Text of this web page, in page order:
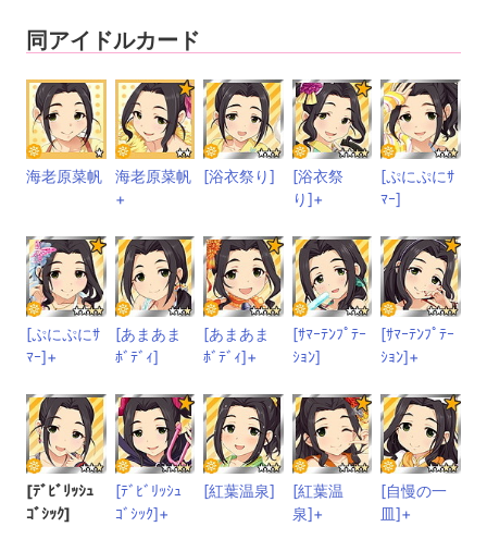
同アイドルカード
海老原菜帆
海老原菜帆
+
[浴衣祭り]
[浴衣祭
り]+
[ぷにぷにｻ
ﾏｰ]
[ぷにぷにｻ
ﾏｰ]+
[あまあま
ﾎﾞﾃﾞｨ]
[あまあま
ﾎﾞﾃﾞｨ]+
[ｻﾏｰﾃﾝﾌﾟﾃｰ
ｼｮﾝ]
[ｻﾏｰﾃﾝﾌﾟﾃｰ
ｼｮﾝ]+
[ﾃﾞﾋﾞﾘｯｼｭ
ｺﾞｼｯｸ]
[ﾃﾞﾋﾞﾘｯｼｭ
ｺﾞｼｯｸ]+
[紅葉温泉]
[紅葉温
泉]+
[自慢の一
皿]+